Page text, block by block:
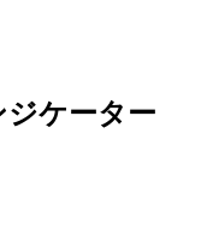
ケーター